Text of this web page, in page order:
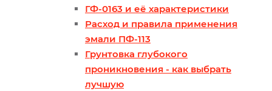
ГФ-0163 и её характеристики
Расход и правила применения
эмали ПФ-113
Грунтовка глубокого
проникновения - как выбрать
лучшую